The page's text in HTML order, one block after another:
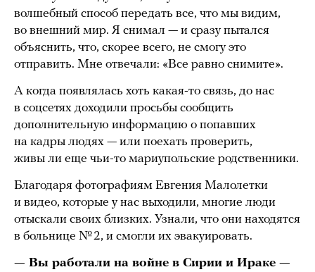
волшебный способ передать все, что мы видим,
во внешний мир. Я снимал — и сразу пытался
объяснить, что, скорее всего, не смогу это
отправить. Мне отвечали: «Все равно снимите».
А когда появлялась хоть какая-то связь, до нас
в соцсетях доходили просьбы сообщить
дополнительную информацию о попавших
на кадры людях — или поехать проверить,
живы ли еще чьи-то мариупольские родственники.
Благодаря фотографиям Евгения Малолетки
и видео, которые у нас выходили, многие люди
отыскали своих близких. Узнали, что они находятся
в больнице № 2, и смогли их эвакуировать.
— Вы работали на войне в Сирии и Ираке —